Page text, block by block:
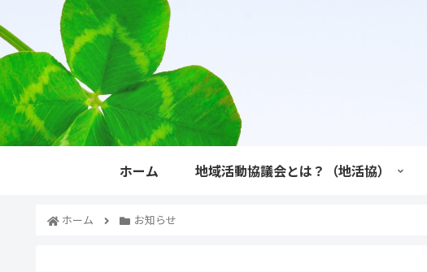
ホーム 地域活動協議会とは？（地活協）
ホーム お知らせ